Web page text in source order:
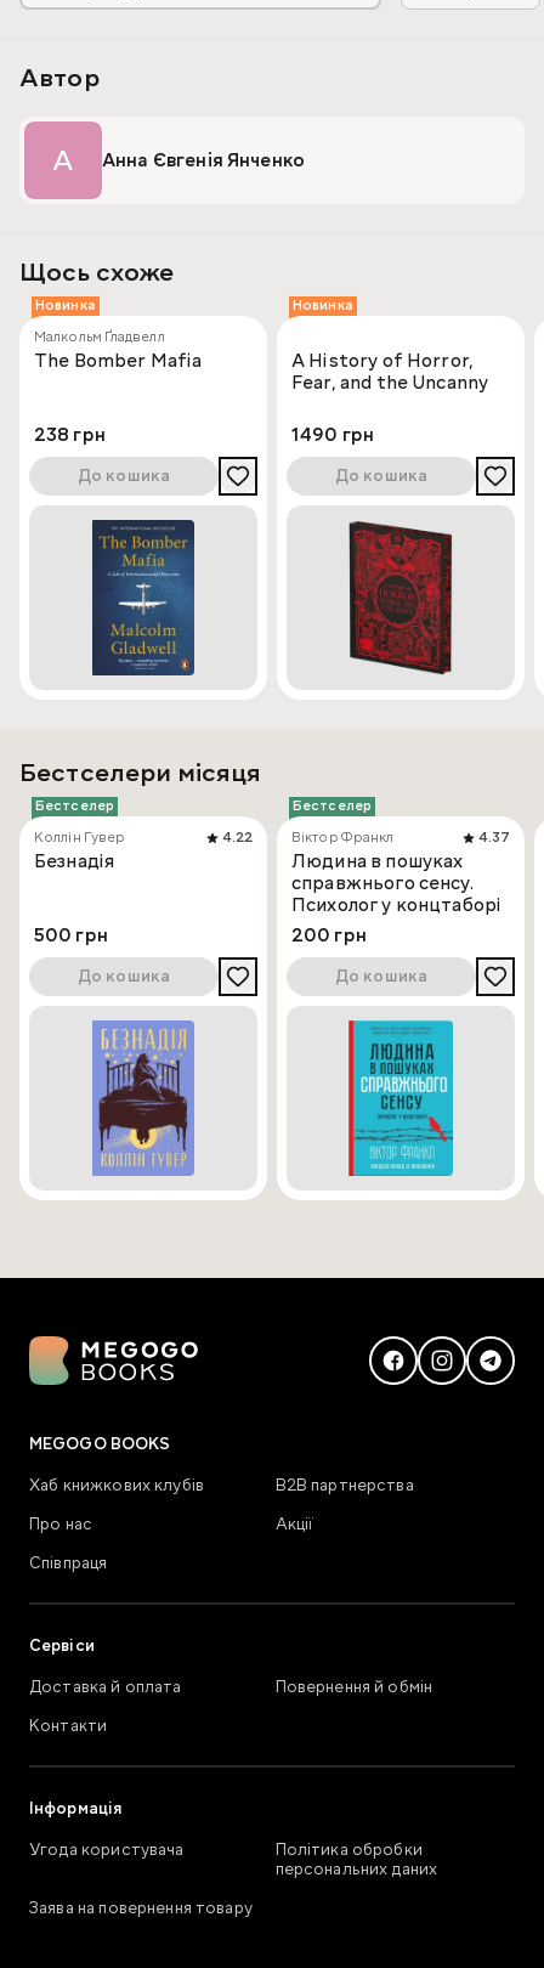
Автор
А Анна Євгенія Янченко
Щось схоже
Новинка
Малкольм Ґладвелл
The Bomber Mafia
238 грн
До кошика
Новинка
A History of Horror,
Fear, and the Uncanny
1490 грн
До кошика
Бестселери місяця
Бестселер
Коллін Гувер
4.22
Безнадія
500 грн
До кошика
Бестселер
Віктор Франкл
4.37
Людина в пошуках
справжнього сенсу.
Психолог у концтаборі
200 грн
До кошика
MEGOGO BOOKS
Хаб книжкових клубів
В2В партнерства
Про нас
Акції
Співпраця
Сервіси
Доставка й оплата
Повернення й обмін
Контакти
Інформація
Угода користувача
Політика обробки
персональних даних
Заява на повернення товару